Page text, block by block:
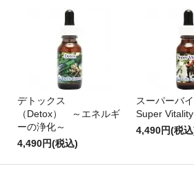
デトックス
（Detox） ～エネルギ
ーの浄化～
4,490円(税込)
スーパーバ
Super Vitality
4,490円(税